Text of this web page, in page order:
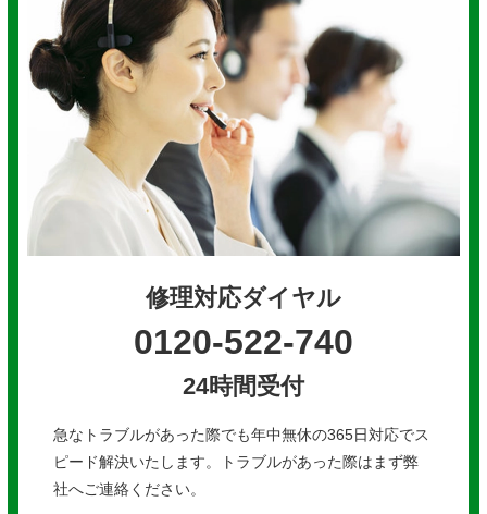
修理対応ダイヤル
0120-522-740
24時間受付
急なトラブルがあった際でも年中無休の365日対応でス
ピード解決いたします。トラブルがあった際はまず弊
社へご連絡ください。